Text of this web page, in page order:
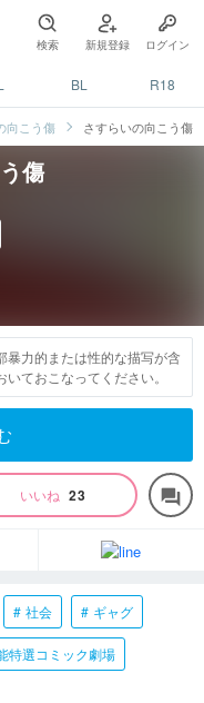
検索 新規登録 ログイン
BL R18
向こう傷 さすらいの向こう傷
傷
暴力的または性的な描写が含
ておこなってください。
いいね 23 forum
社会 ギャグ
特選コミック劇場